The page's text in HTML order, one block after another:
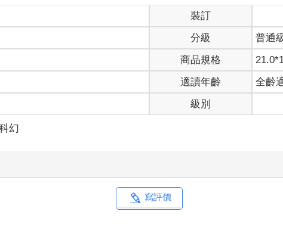
。
曾反駁。
從別人那聽來一款新的APP，說是介面很好用。」
天，上面女生還不錯！回覆率意外的高，也都算好聊，你要不要載來用
在臉上。
但他沒把內心想法說出口，說了不僅掃興，還顯得自己難相處。
有津倒是很有興趣。
結，似是有些難以啟齒，支支吾吾了半天，決定直接拿給他們看。
極佳的鵝叫。延江宇聽見，「這麼好笑？」
心。
裝訂
分級
普通
商品規格
適讀年齡
全齡
級別
幻
寫評價